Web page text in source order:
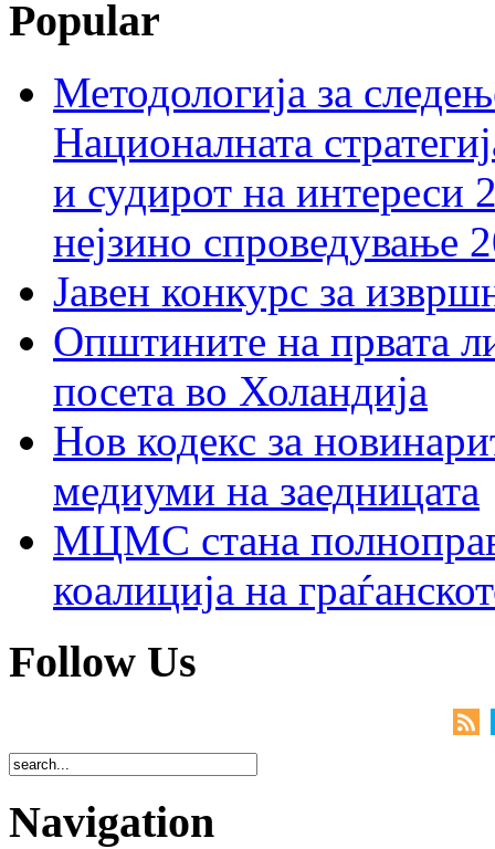
Popular
Методологија за
Националната
и судирот на интереси
нејзино спроведување
Јавен конкурс за
Општините на првата
посета во Холандија
Нов кодекс за
медиуми на заедницата
МЦМС стана
коалиција на
Follow Us
Navigation